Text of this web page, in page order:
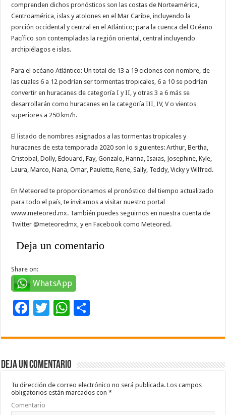
comprenden dichos pronósticos son las costas de Norteamérica,
Centroamérica, islas y atolones en el Mar Caribe, incluyendo la
porción occidental y central en el Atlántico; para la cuenca del Océano
Pacífico son contempladas la región oriental, central incluyendo
archipiélagos e islas.
Para el océano Atlántico: Un total de 13 a 19 ciclones con nombre, de
las cuales 6 a 12 podrían ser tormentas tropicales, 6 a 10 se podrían
convertir en huracanes de categoría I y II, y otras 3 a 6 más se
desarrollarán como huracanes en la categoría III, IV, V o vientos
superiores a 250 km/h.
El listado de nombres asignados a las tormentas tropicales y
huracanes de esta temporada 2020 son lo siguientes: Arthur, Bertha,
Cristobal, Dolly, Edouard, Fay, Gonzalo, Hanna, Isaias, Josephine, Kyle,
Laura, Marco, Nana, Omar, Paulette, Rene, Sally, Teddy, Vicky y Wilfred.
En Meteored te proporcionamos el pronóstico del tiempo actualizado
para todo el país, te invitamos a visitar nuestro portal
www.meteored.mx. También puedes seguirnos en nuestra cuenta de
Twitter @meteoredmx, y en Facebook como Meteored.
Deja un comentario
Share on:
WhatsApp
F
e
b
o
o
k
T
tt
er
W
at
sA
p
p
m
ar
ti
Deja un comentario
Tu dirección de correo electrónico no será publicada. Los campos
obligatorios están marcados con*
Comentario